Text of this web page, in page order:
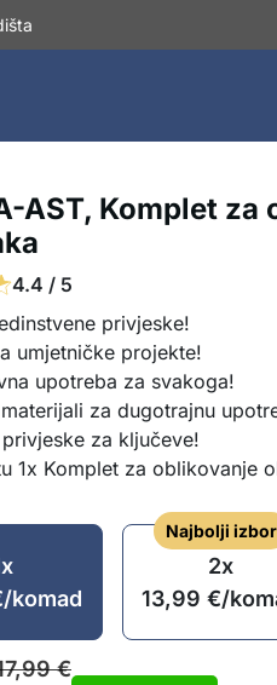
AST, Komplet za
4.4 / 5
privjeske!
umjetničke projekte!
upotreba za svakoga!
za dugotrajnu
za ključeve!
1x Komplet za oblikovanje
/komad
Najbolji izbor
2x
13,99€/
€